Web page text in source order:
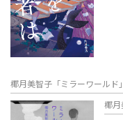
椰月美智子「ミラーワールド」
椰月